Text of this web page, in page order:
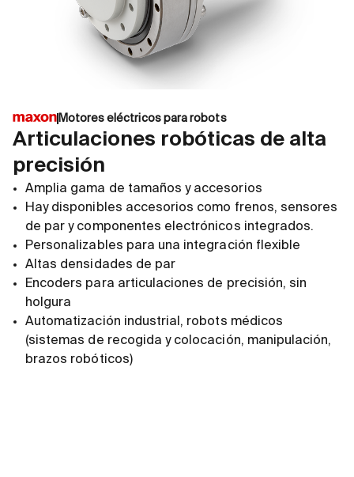
Motores eléctricos para robots
Articulaciones robóticas de alta
precisión
Amplia gama de tamaños y accesorios
Hay disponibles accesorios como frenos, sensores
de par y componentes electrónicos integrados.
Personalizables para una integración flexible
Altas densidades de par
Encoders para articulaciones de precisión, sin
holgura
Automatización industrial, robots médicos
(sistemas de recogida y colocación, manipulación,
brazos robóticos)